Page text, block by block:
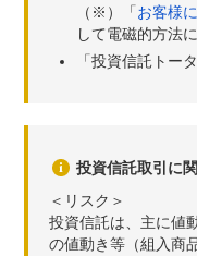
（※）「お客様
して電磁的方法
「投資信託トー
投資信託取引に
＜リスク＞
投資信託は、主に値
の値動き等（組入商